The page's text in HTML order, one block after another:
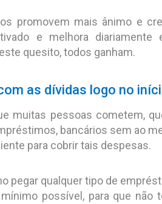
promovem mais ânimo e
e melhora diariamente
quesito, todos ganham.
as dívidas logo no
muitas pessoas cometem,
bancários sem ao
para cobrir tais despesas.
pegar qualquer tipo de
possível, para que não